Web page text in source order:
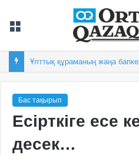
Ұлттық құраманың жаңа
Бас тақырып
Есірткіге есе
десек…